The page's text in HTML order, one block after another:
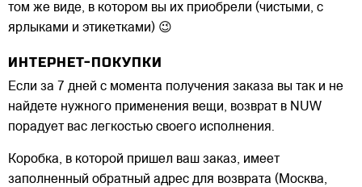
том же виде, в котором вы их приобрели (чистыми, с
ярлыками и этикетками) 😉
ИНТЕРНЕТ-ПОКУПКИ
Если за 7 дней с момента получения заказа вы так и не
найдете нужного применения вещи, возврат в NUW
порадует вас легкостью своего исполнения.
Коробка, в которой пришел ваш заказ, имеет
заполненный обратный адрес для возврата (Москва,